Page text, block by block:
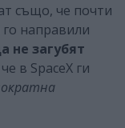
също, че почти
го направили
не загубят
в SpaceX ги